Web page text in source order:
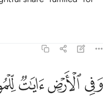
وفي الارض ايات للموقنين ٢٠
وَفِى ٱلْأَرْضِ ءَايَـٰتٌۭ لِّلْمُوقِنِينَ ٢٠
ﲍﲎﲏ